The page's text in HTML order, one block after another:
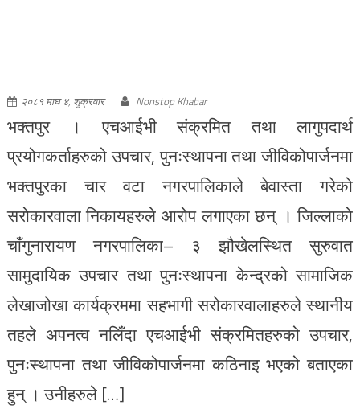
२०८१ माघ ४, शुक्रवार Nonstop Khabar
भक्तपुर । एचआईभी संक्रमित तथा लागुपदार्थ
प्रयोगकर्ताहरुको उपचार, पुनःस्थापना तथा जीविकोपार्जनमा
भक्तपुरका चार वटा नगरपालिकाले बेवास्ता गरेको
सरोकारवाला निकायहरुले आरोप लगाएका छन् । जिल्लाको
चाँगुनारायण नगरपालिका– ३ झौखेलस्थित सुरुवात
सामुदायिक उपचार तथा पुनःस्थापना केन्द्रको सामाजिक
लेखाजोखा कार्यक्रममा सहभागी सरोकारवालाहरुले स्थानीय
तहले अपनत्व नलिँदा एचआईभी संक्रमितहरुको उपचार,
पुनःस्थापना तथा जीविकोपार्जनमा कठिनाइ भएको बताएका
हुन् । उनीहरुले […]